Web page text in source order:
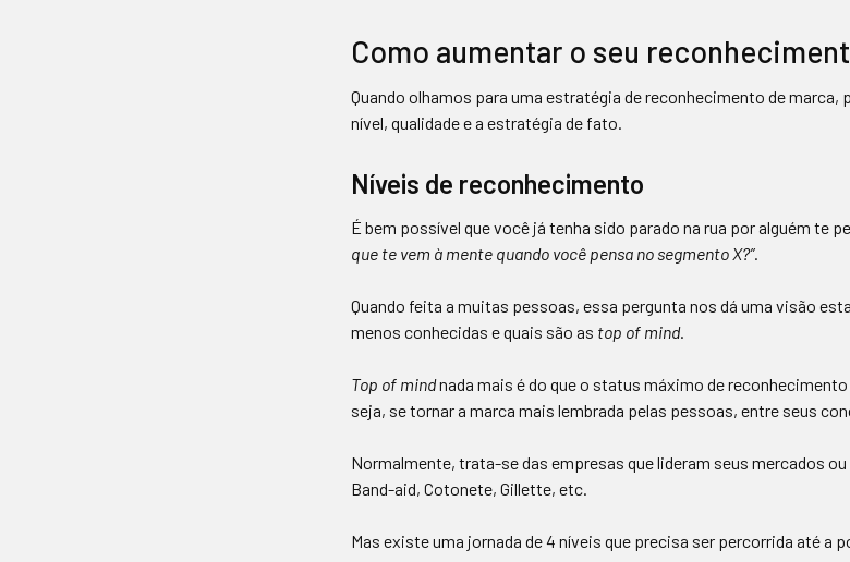
Como aumentar o seu
Quando olhamos para uma estratégia de reconhecimento de
nível, qualidade e a estratégia de fato.
Níveis de reconhecimento
É bem possível que você já tenha sido parado na rua por alguém te
que te vem à mente quando você pensa no segmento X?”.
Quando feita a muitas pessoas, essa pergunta nos dá uma visão
menos conhecidas e quais são as top of mind.
Top of mindnada mais é do que o status máximo de
seja, se tornar a marca mais lembrada pelas pessoas, entre seus
Normalmente, trata-se das empresas que lideram seus mercados
Band-aid, Cotonete, Gillette, etc.
Mas existe uma jornada de 4 níveis que precisa ser percorrida até a